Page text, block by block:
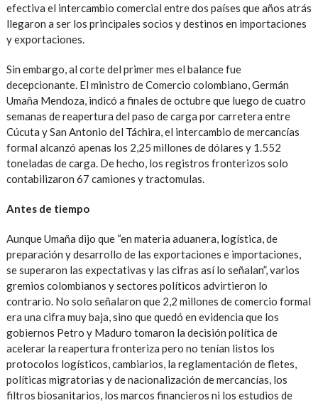
efectiva el intercambio comercial entre dos países que años atrás
llegaron a ser los principales socios y destinos en importaciones
y exportaciones.
Sin embargo, al corte del primer mes el balance fue
decepcionante. El ministro de Comercio colombiano, Germán
Umaña Mendoza, indicó a finales de octubre que luego de cuatro
semanas de reapertura del paso de carga por carretera entre
Cúcuta y San Antonio del Táchira, el intercambio de mercancías
formal alcanzó apenas los 2,25 millones de dólares y 1.552
toneladas de carga. De hecho, los registros fronterizos solo
contabilizaron 67 camiones y tractomulas.
Antes de tiempo
Aunque Umaña dijo que “en materia aduanera, logística, de
preparación y desarrollo de las exportaciones e importaciones,
se superaron las expectativas y las cifras así lo señalan”, varios
gremios colombianos y sectores políticos advirtieron lo
contrario. No solo señalaron que 2,2 millones de comercio formal
era una cifra muy baja, sino que quedó en evidencia que los
gobiernos Petro y Maduro tomaron la decisión política de
acelerar la reapertura fronteriza pero no tenían listos los
protocolos logísticos, cambiarios, la reglamentación de fletes,
políticas migratorias y de nacionalización de mercancías, los
filtros biosanitarios, los marcos financieros ni los estudios de